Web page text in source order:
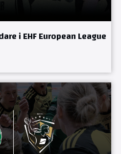
i EHF European League